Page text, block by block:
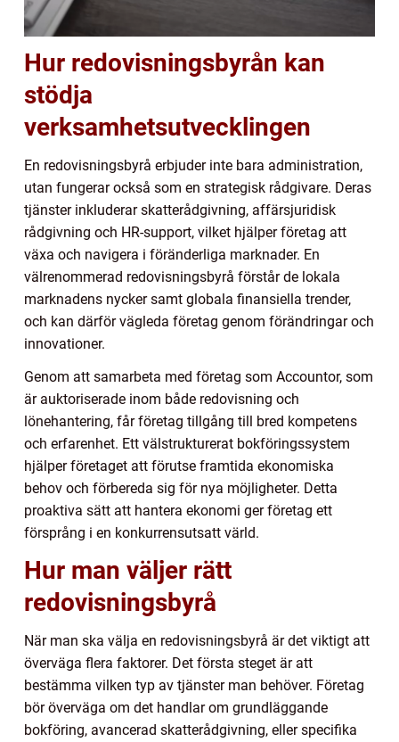
Hur redovisningsbyrån kan
stödja
verksamhetsutvecklingen
En redovisningsbyrå erbjuder inte bara administration,
utan fungerar också som en strategisk rådgivare. Deras
tjänster inkluderar skatterådgivning, affärsjuridisk
rådgivning och HR-support, vilket hjälper företag att
växa och navigera i föränderliga marknader. En
välrenommerad redovisningsbyrå förstår de lokala
marknadens nycker samt globala finansiella trender,
och kan därför vägleda företag genom förändringar och
innovationer.
Genom att samarbeta med företag som Accountor, som
är auktoriserade inom både redovisning och
lönehantering, får företag tillgång till bred kompetens
och erfarenhet. Ett välstrukturerat bokföringssystem
hjälper företaget att förutse framtida ekonomiska
behov och förbereda sig för nya möjligheter. Detta
proaktiva sätt att hantera ekonomi ger företag ett
försprång i en konkurrensutsatt värld.
Hur man väljer rätt
redovisningsbyrå
När man ska välja en redovisningsbyrå är det viktigt att
överväga flera faktorer. Det första steget är att
bestämma vilken typ av tjänster man behöver. Företag
bör överväga om det handlar om grundläggande
bokföring, avancerad skatterådgivning, eller specifika